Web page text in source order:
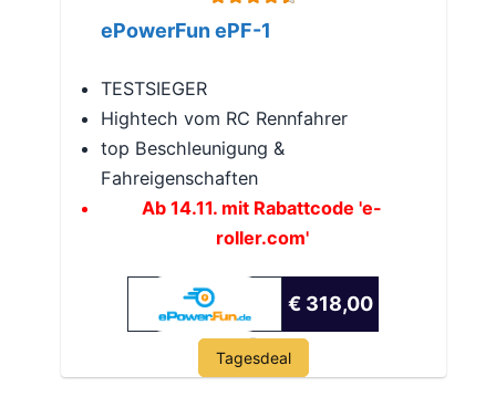
ePowerFun ePF-1
TESTSIEGER
Hightech vom RC Rennfahrer
top Beschleunigung &
Fahreigenschaften
Ab 14.11. mit Rabattcode 'e-
roller.com'
€ 318,00
Tagesdeal